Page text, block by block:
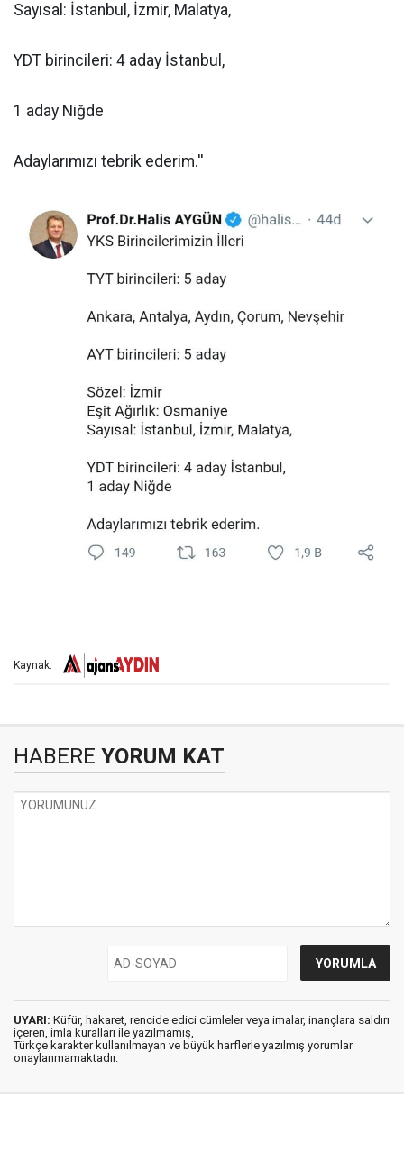
Sayısal: İstanbul, İzmir, Malatya,
YDT birincileri: 4 aday İstanbul,
1 aday Niğde
Adaylarımızı tebrik ederim.''
Kaynak:
HABERE YORUM KAT
UYARI: Küfür, hakaret, rencide edici cümleler veya imalar, inançlara saldırı
içeren, imla kuralları ile yazılmamış,
Türkçe karakter kullanılmayan ve büyük harflerle yazılmış yorumlar
onaylanmamaktadır.